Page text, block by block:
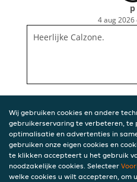
p
4 aug 2026
Heerlijke Calzone.
Wij gebruiken cookies en andere
gebruikerservaring te verbeteren, te
optimalisatie en advertenties in
gebruiken onze eigen cookies en
te klikken accepteert u het gebruik
noodzakelijke cookies. Selecteer
welke cookies u wilt accepteren, om